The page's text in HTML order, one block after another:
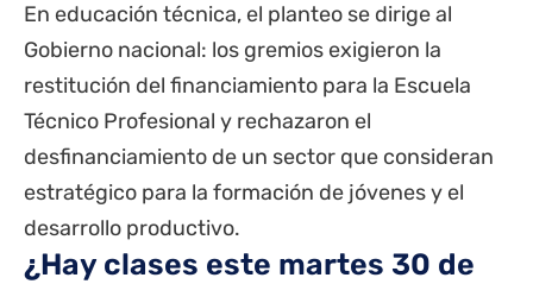
En educación técnica, el planteo se dirige al
Gobierno nacional: los gremios exigieron la
restitución del financiamiento para la Escuela
Técnico Profesional y rechazaron el
desfinanciamiento de un sector que consideran
estratégico para la formación de jóvenes y el
desarrollo productivo.
¿Hay clases este martes 30 de